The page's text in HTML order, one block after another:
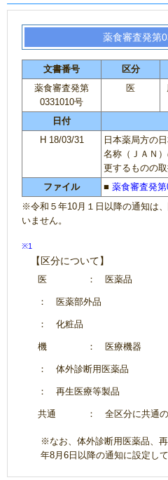
薬食審査発第
文書番号 区分
薬食審査発第
0331010号
医
日付
H 18/03/31
日本薬局方の
名称（ＪＡＮ
更するものの
ファイル
■ 薬食審査発
※令和５年10月１日以降の通知は
いません。
※1
【区分について】
医 ： 医薬品
： 医薬部外品
： 化粧品
機 ： 医療機器
： 体外診断用医薬品
： 再生医療等製品
共通 ： 全区分に共通
※なお、体外診断用医薬品、
年8月6日以降の通知に設定して